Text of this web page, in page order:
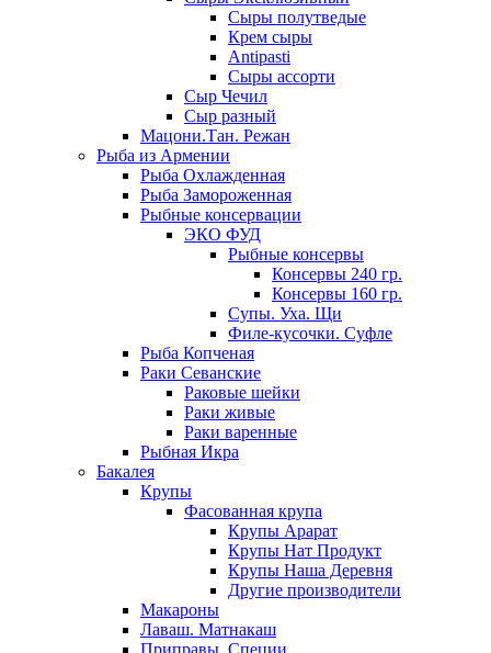
Сыры полутведые
Крем сыры
Antipasti
Сыры ассорти
Сыр Чечил
Сыр разный
Мацони.Тан. Режан
Рыба из Армении
Рыба Охлажденная
Рыба Замороженная
Рыбные консервации
ЭКО ФУД
Рыбные консервы
Консервы 240 гр.
Консервы 160 гр.
Супы. Уха. Щи
Филе-кусочки. Суфле
Рыба Копченая
Раки Севанские
Раковые шейки
Раки живые
Раки варенные
Рыбная Икра
Бакалея
Крупы
Фасованная крупа
Крупы Арарат
Крупы Нат Продукт
Крупы Наша Деревня
Другие производители
Макароны
Лаваш. Матнакаш
Приправы. Специи